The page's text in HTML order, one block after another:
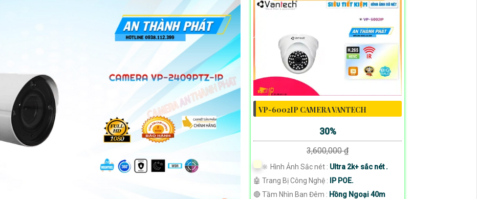
VP-6002IP CAMERA VANTECH
30%
3,600,000 ₫
🔆 Hình Ảnh Sắc nét : Ultra 2k+ sắc nét .
🤖️ Trang Bị Công Nghệ : IP POE.
🔴 Tầm Nhìn Ban Đêm : Hồng Ngoại 40m